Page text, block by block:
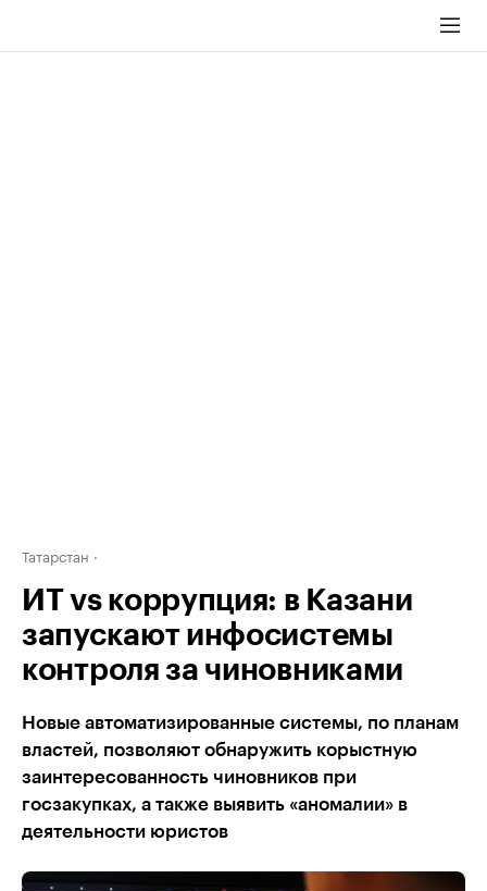
Татарстан
ИТ vs коррупция: в Казани
запускают инфосистемы
контроля за чиновниками
Новые автоматизированные системы, по планам
властей, позволяют обнаружить корыстную
заинтересованность чиновников при
госзакупках, а также выявить «аномалии» в
деятельности юристов